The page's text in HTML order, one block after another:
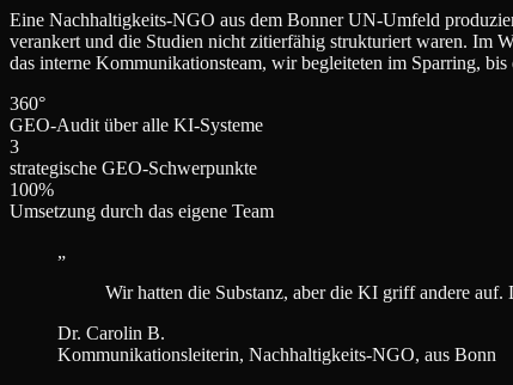
Eine Nachhaltigkeits-NGO aus dem Bonner UN-Umfeld
verankert und die Studien nicht zitierfähig strukturiert waren. Im
das interne Kommunikationsteam, wir begleiteten im Sparring, bis
360°
GEO-Audit über alle KI-Systeme
3
strategische GEO-Schwerpunkte
100%
Umsetzung durch das eigene Team
„
Wir hatten die Substanz, aber die KI griff andere auf.
Dr. Carolin B.
Kommunikationsleiterin, Nachhaltigkeits-NGO, aus Bonn